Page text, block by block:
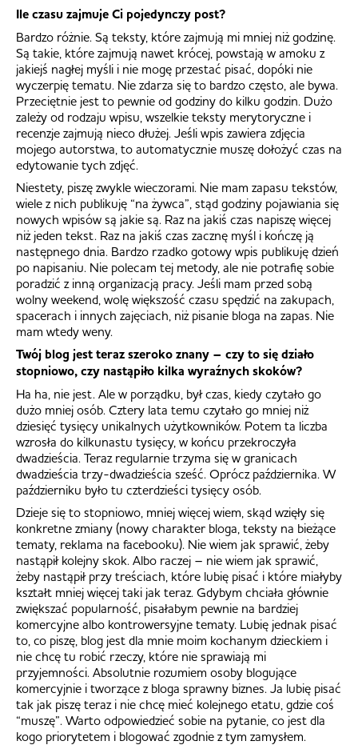
Ile czasu zajmuje Ci pojedynczy post?
Bardzo różnie. Są teksty, które zajmują mi mniej niż godzinę.
Są takie, które zajmują nawet krócej, powstają w amoku z
jakiejś nagłej myśli i nie mogę przestać pisać, dopóki nie
wyczerpię tematu. Nie zdarza się to bardzo często, ale bywa.
Przeciętnie jest to pewnie od godziny do kilku godzin. Dużo
zależy od rodzaju wpisu, wszelkie teksty merytoryczne i
recenzje zajmują nieco dłużej. Jeśli wpis zawiera zdjęcia
mojego autorstwa, to automatycznie muszę dołożyć czas na
edytowanie tych zdjęć.
Niestety, piszę zwykle wieczorami. Nie mam zapasu tekstów,
wiele z nich publikuję “na żywca”, stąd godziny pojawiania się
nowych wpisów są jakie są. Raz na jakiś czas napiszę więcej
niż jeden tekst. Raz na jakiś czas zacznę myśl i kończę ją
następnego dnia. Bardzo rzadko gotowy wpis publikuję dzień
po napisaniu. Nie polecam tej metody, ale nie potrafię sobie
poradzić z inną organizacją pracy. Jeśli mam przed sobą
wolny weekend, wolę większość czasu spędzić na zakupach,
spacerach i innych zajęciach, niż pisanie bloga na zapas. Nie
mam wtedy weny.
Twój blog jest teraz szeroko znany – czy to się działo
stopniowo, czy nastąpiło kilka wyraźnych skoków?
Ha ha, nie jest. Ale w porządku, był czas, kiedy czytało go
dużo mniej osób. Cztery lata temu czytało go mniej niż
dziesięć tysięcy unikalnych użytkowników. Potem ta liczba
wzrosła do kilkunastu tysięcy, w końcu przekroczyła
dwadzieścia. Teraz regularnie trzyma się w granicach
dwadzieścia trzy-dwadzieścia sześć. Oprócz października. W
październiku było tu czterdzieści tysięcy osób.
Dzieje się to stopniowo, mniej więcej wiem, skąd wzięły się
konkretne zmiany (nowy charakter bloga, teksty na bieżące
tematy, reklama na facebooku). Nie wiem jak sprawić, żeby
nastąpił kolejny skok. Albo raczej – nie wiem jak sprawić,
żeby nastąpił przy treściach, które lubię pisać i które miałyby
kształt mniej więcej taki jak teraz. Gdybym chciała głównie
zwiększać popularność, pisałabym pewnie na bardziej
komercyjne albo kontrowersyjne tematy. Lubię jednak pisać
to, co piszę, blog jest dla mnie moim kochanym dzieckiem i
nie chcę tu robić rzeczy, które nie sprawiają mi
przyjemności. Absolutnie rozumiem osoby blogujące
komercyjnie i tworzące z bloga sprawny biznes. Ja lubię pisać
tak jak piszę teraz i nie chcę mieć kolejnego etatu, gdzie coś
“muszę”. Warto odpowiedzieć sobie na pytanie, co jest dla
kogo priorytetem i blogować zgodnie z tym zamysłem.